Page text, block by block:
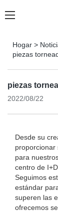
Hogar >
piezas
piezas
2022/08/22
Desde su
proporcionar
para
centro de
Seguimos
estándar
superen las
ofrecemos